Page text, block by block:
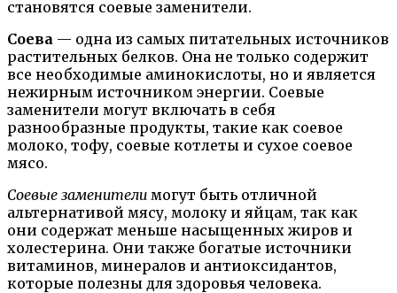
становятся соевые заменители.
Соева — одна из самых питательных источников
растительных белков. Она не только содержит
все необходимые аминокислоты, но и является
нежирным источником энергии. Соевые
заменители могут включать в себя
разнообразные продукты, такие как соевое
молоко, тофу, соевые котлеты и сухое соевое
мясо.
Соевые заменители могут быть отличной
альтернативой мясу, молоку и яйцам, так как
они содержат меньше насыщенных жиров и
холестерина. Они также богатые источники
витаминов, минералов и антиоксидантов,
которые полезны для здоровья человека.